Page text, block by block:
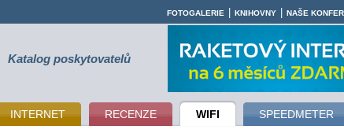
Katalog poskytovatelů
INTERNET RECENZE WIFI SPEEDMETER
FOTOGALERIE KNIHOVNY NAŠE